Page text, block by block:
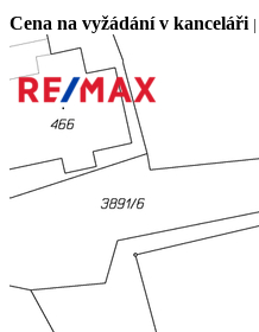
Cena na vyžádání v kanceláři |